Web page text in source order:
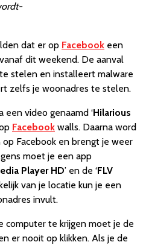
dat er op Facebook een
dit weekend. De aanval
stelen en installeert malware
zelfs je woonadres te stelen.
video genaamd ‘Hilarious
Facebook walls. Daarna word
Facebook en brengt je weer
moet je een app
Player HD’ en de ‘FLV
van je locatie kun je een
invult.
computer te krijgen moet je de
er nooit op klikken. Als je de